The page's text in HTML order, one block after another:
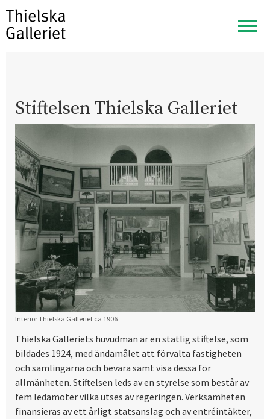
Visa
meny
Stiftelsen Thielska Galleriet
Interiör Thielska Galleriet ca 1906
Thielska Galleriets huvudman är en statlig stiftelse, som
bildades 1924, med ändamålet att förvalta fastigheten
och samlingarna och bevara samt visa dessa för
allmänheten. Stiftelsen leds av en styrelse som består av
fem ledamöter vilka utses av regeringen. Verksamheten
finansieras av ett årligt statsanslag och av entréintäkter,